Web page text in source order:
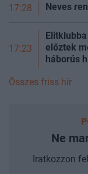
17:28 Neves
17:23
előztek
háborús
Összes friss hír
Ne
Iratkozzon